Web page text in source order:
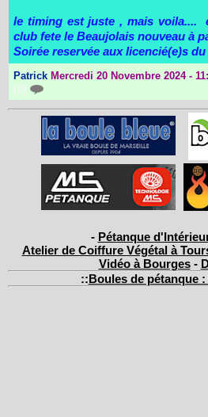
le timing est juste , mais voila....
club fete le Beaujolais nouveau à
Soirée reservée aux licencié(e)s
Patrick Mercredi 20 Novembre 2024 -
{0}
- Pétanque
Atelier de Coiffure Végétal à
Vidéo à Bourges-
::Boules de pétanque